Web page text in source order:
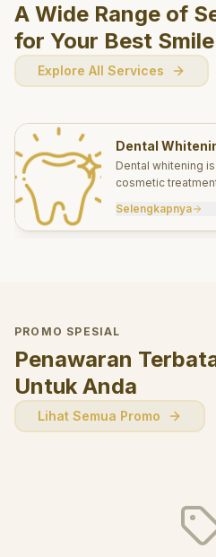
A Wide Range of
for Your Best Smile
Explore All Services
Dental
Dental whitening
cosmetic
effectively.
Selengkapnya
PROMO SPESIAL
Penawaran
Untuk Anda
Lihat Semua Promo